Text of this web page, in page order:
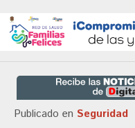
Publicado en Seguridad